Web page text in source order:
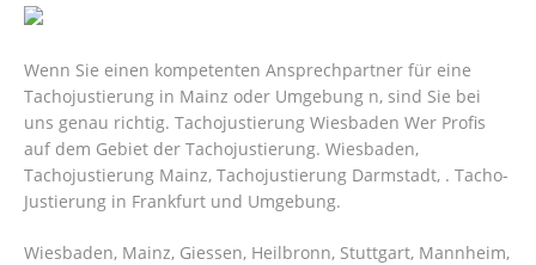
Wenn Sie einen kompetenten Ansprechpartner für eine
Tachojustierung in Mainz oder Umgebung n, sind Sie bei
uns genau richtig. Tachojustierung Wiesbaden Wer Profis
auf dem Gebiet der Tachojustierung. Wiesbaden,
Tachojustierung Mainz, Tachojustierung Darmstadt, . Tacho-
Justierung in Frankfurt und Umgebung.
Wiesbaden, Mainz, Giessen, Heilbronn, Stuttgart, Mannheim,